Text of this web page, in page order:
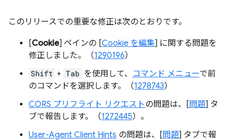
このリリースでの重要な修正は次のとおりです。
[Cookie] ペインの [Cookie を編集] に関する問題を
修正しました。（1290196）
Shift + Tab を使用して、 コマンド メニューで前
のコマンドを選択します。（1278743）
CORS プリフライト リクエストの問題は、[問題] タ
ブで報告します。（1272445）。
User-Agent Client Hints の問題は、[問題] タブで報